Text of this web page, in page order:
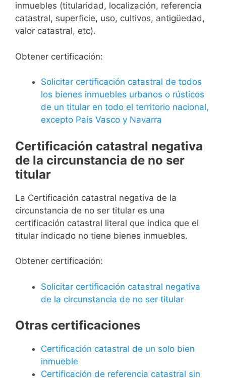
inmuebles (titularidad, localización, referencia
catastral, superficie, uso, cultivos, antigüedad,
valor catastral, etc).
Obtener certificación:
Solicitar certificación catastral de todos
los bienes inmuebles urbanos o rústicos
de un titular en todo el territorio nacional,
excepto País Vasco y Navarra
Certificación catastral negativa
de la circunstancia de no ser
titular
La Certificación catastral negativa de la
circunstancia de no ser titular es una
certificación catastral literal que indica que el
titular indicado no tiene bienes inmuebles.
Obtener certificación:
Solicitar certificación catastral negativa
de la circunstancia de no ser titular
Otras certificaciones
Certificación catastral de un solo bien
inmueble
Certificación de referencia catastral sin